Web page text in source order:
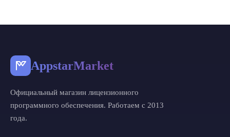
AppstarMarket
Официальный магазин лицензионного
программного обеспечения. Работаем с 2013
года.